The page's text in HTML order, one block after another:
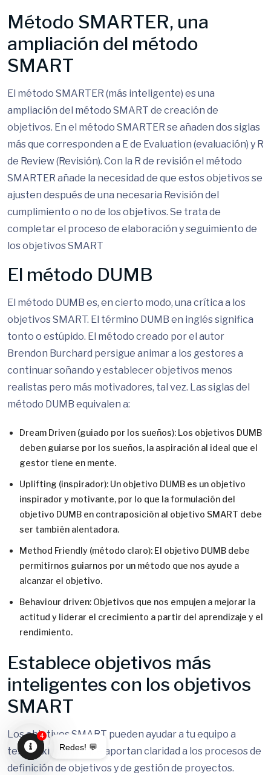
Método SMARTER, una
ampliación del método
SMART
El método SMARTER (más inteligente) es una
ampliación del método SMART de creación de
objetivos. En el método SMARTER se añaden dos siglas
más que corresponden a E de Evaluation (evaluación) y R
de Review (Revisión). Con la R de revisión el método
SMARTER añade la necesidad de que estos objetivos se
ajusten después de una necesaria Revisión del
cumplimiento o no de los objetivos. Se trata de
completar el proceso de elaboración y seguimiento de
los objetivos SMART
El método DUMB
El método DUMB es, en cierto modo, una crítica a los
objetivos SMART. El término DUMB en inglés significa
tonto o estúpido. El método creado por el autor
Brendon Burchard persigue animar a los gestores a
continuar soñando y establecer objetivos menos
realistas pero más motivadores, tal vez. Las siglas del
método DUMB equivalen a:
Dream Driven (guiado por los sueños): Los objetivos DUMB
deben guiarse por los sueños, la aspiración al ideal que el
gestor tiene en mente.
Uplifting (inspirador): Un objetivo DUMB es un objetivo
inspirador y motivante, por lo que la formulación del
objetivo DUMB en contraposición al objetivo SMART debe
ser también alentadora.
Method Friendly (método claro): El objetivo DUMB debe
permitirnos guiarnos por un método que nos ayude a
alcanzar el objetivo.
Behaviour driven: Objetivos que nos empujen a mejorar la
actitud y liderar el crecimiento a partir del aprendizaje y el
rendimiento.
Establece objetivos más
inteligentes con los objetivos
SMART
Los objetivos SMART pueden ayudar a tu equipo a
tener éxito dado que aportan claridad a los procesos de
definición de objetivos y de gestión de proyectos.
Redes! 💬
Open
4